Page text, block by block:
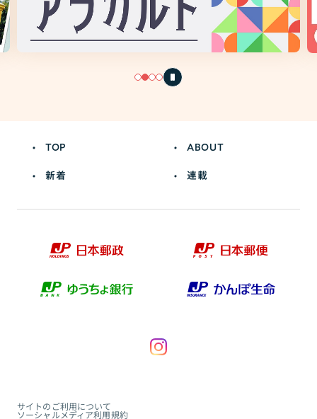
TOP ABOUT
新着 連載
サイトのご利用について
ソーシャルメディア利用規約